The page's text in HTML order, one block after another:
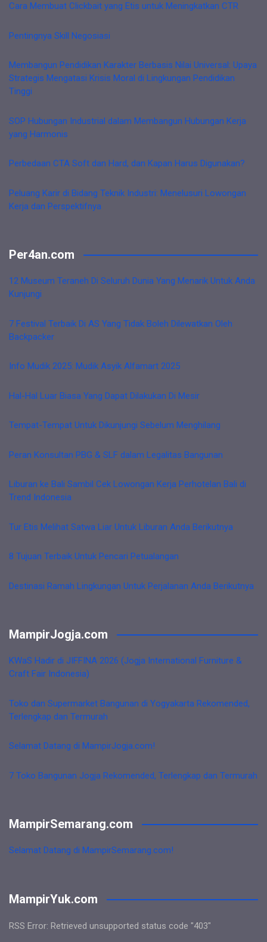
Cara Membuat Clickbait yang Etis untuk Meningkatkan CTR
Pentingnya Skill Negosiasi
Membangun Pendidikan Karakter Berbasis Nilai Universal: Upaya
Strategis Mengatasi Krisis Moral di Lingkungan Pendidikan
Tinggi
SOP Hubungan Industrial dalam Membangun Hubungan Kerja
yang Harmonis
Perbedaan CTA Soft dan Hard, dan Kapan Harus Digunakan?
Peluang Karir di Bidang Teknik Industri: Menelusuri Lowongan
Kerja dan Perspektifnya
Per4an.com
12 Museum Teraneh Di Seluruh Dunia Yang Menarik Untuk Anda
Kunjungi
7 Festival Terbaik Di AS Yang Tidak Boleh Dilewatkan Oleh
Backpacker
Info Mudik 2025: Mudik Asyik Alfamart 2025
Hal-Hal Luar Biasa Yang Dapat Dilakukan Di Mesir
Tempat-Tempat Untuk Dikunjungi Sebelum Menghilang
Peran Konsultan PBG & SLF dalam Legalitas Bangunan
Liburan ke Bali Sambil Cek Lowongan Kerja Perhotelan Bali di
Trend Indonesia
Tur Etis Melihat Satwa Liar Untuk Liburan Anda Berikutnya
8 Tujuan Terbaik Untuk Pencari Petualangan
Destinasi Ramah Lingkungan Untuk Perjalanan Anda Berikutnya
MampirJogja.com
KWaS Hadir di JIFFINA 2026 (Jogja International Furniture &
Craft Fair Indonesia)
Toko dan Supermarket Bangunan di Yogyakarta Rekomended,
Terlengkap dan Termurah
Selamat Datang di MampirJogja.com!
7 Toko Bangunan Jogja Rekomended, Terlengkap dan Termurah
MampirSemarang.com
Selamat Datang di MampirSemarang.com!
MampirYuk.com
RSS Error: Retrieved unsupported status code "403"